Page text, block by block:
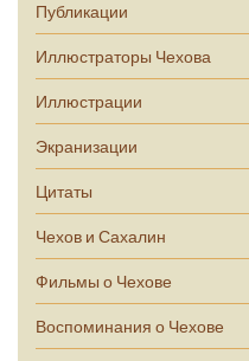
Публикации
Иллюстраторы Чехова
Иллюстрации
Экранизации
Цитаты
Чехов и Сахалин
Фильмы о Чехове
Воспоминания о Чехове